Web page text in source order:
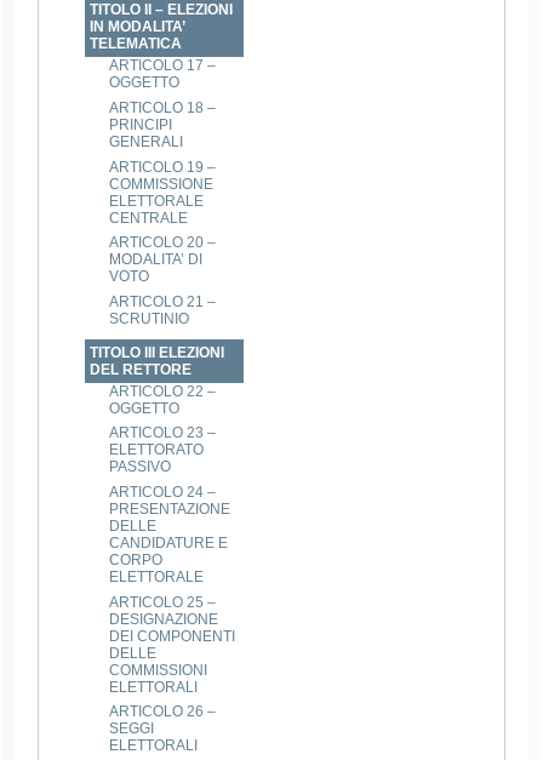
TITOLO II – ELEZIONI
IN MODALITA’
TELEMATICA
ARTICOLO 17 –
OGGETTO
ARTICOLO 18 –
PRINCIPI
GENERALI
ARTICOLO 19 –
COMMISSIONE
ELETTORALE
CENTRALE
ARTICOLO 20 –
MODALITA’ DI
VOTO
ARTICOLO 21 –
SCRUTINIO
TITOLO III ELEZIONI
DEL RETTORE
ARTICOLO 22 –
OGGETTO
ARTICOLO 23 –
ELETTORATO
PASSIVO
ARTICOLO 24 –
PRESENTAZIONE
DELLE
CANDIDATURE E
CORPO
ELETTORALE
ARTICOLO 25 –
DESIGNAZIONE
DEI COMPONENTI
DELLE
COMMISSIONI
ELETTORALI
ARTICOLO 26 –
SEGGI
ELETTORALI